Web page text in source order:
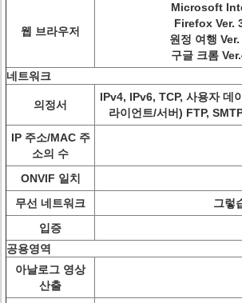
웹 브라우저
Microsoft
Firefox Ver.
원정 여행
구글 크롬
네트워크
의정서
IPv4, IPv6, TCP, 사용자 데
라이언트/서버) FTP,
IP 주소/MAC 주
소의 수
ONVIF 일치
무선 네트워크
그렇
입증
공용영역
아날로그 영상
산출